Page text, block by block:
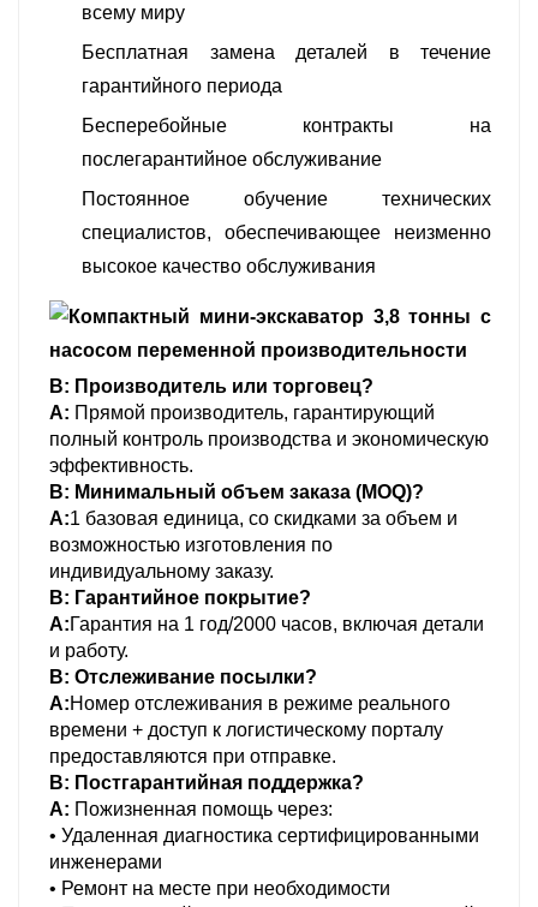
всему миру
Бесплатная замена деталей в течение
гарантийного периода
Бесперебойные контракты на
послегарантийное обслуживание
Постоянное обучение технических
специалистов, обеспечивающее неизменно
высокое качество обслуживания
В: Производитель или торговец?
А: Прямой производитель, гарантирующий
полный контроль производства и экономическую
эффективность.
В: Минимальный объем заказа (MOQ)?
А:1 базовая единица, со скидками за объем и
возможностью изготовления по
индивидуальному заказу.
В: Гарантийное покрытие?
А:Гарантия на 1 год/2000 часов, включая детали
и работу.
В: Отслеживание посылки?
А:Номер отслеживания в режиме реального
времени + доступ к логистическому порталу
предоставляются при отправке.
В: Постгарантийная поддержка?
А: Пожизненная помощь через:
• Удаленная диагностика сертифицированными
инженерами
• Ремонт на месте при необходимости